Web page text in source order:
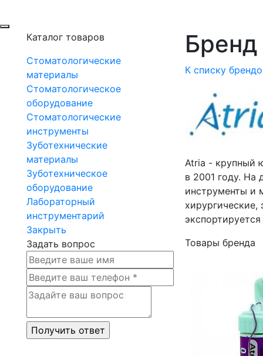
Каталог товаров
Стоматологические
материалы
Стоматологическое
оборудование
Стоматологические
инструменты
Зуботехнические
материалы
Зуботехническое
оборудование
Лабораторный
инструментарий
Закрыть
Задать вопрос
К списку
Atria - крупный
в 2001 году. На
инструменты и
Товары бренда